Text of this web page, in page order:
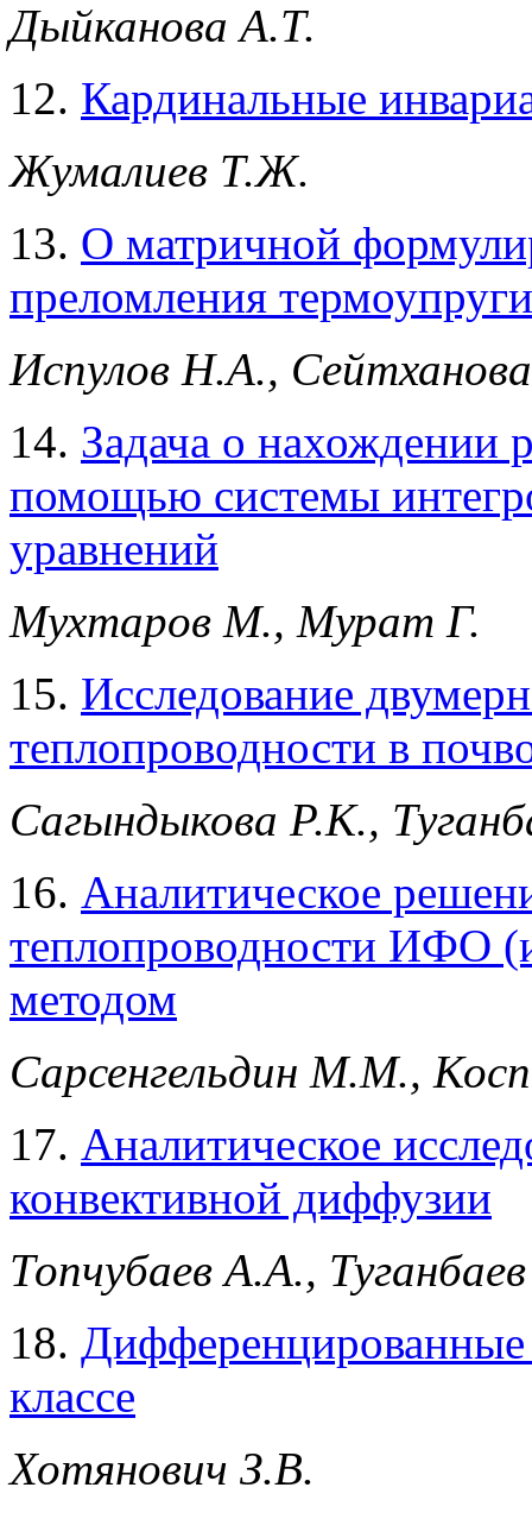
Дыйканова А.Т.
12. Кардинальные
Жумалиев Т.Ж.
13. О матричной
преломления
Испулов Н.А.,
14. Задача о нахождении
помощью системы
уравнений
Мухтаров М., Мурат Г.
15. Исследование
теплопроводности в
Сагындыкова Р.К.,
16. Аналитическое
теплопроводности ИФО
методом
Сарсенгельдин М.М.,
17. Аналитическое
конвективной диффузии
Топчубаев А.А.,
18. Дифференцированные
классе
Хотянович З.В.